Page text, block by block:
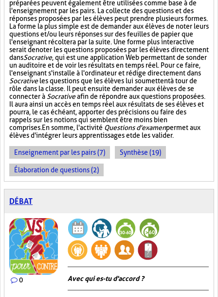
préparées peuvent également être utilisées comme base à de
l'enseignement par les pairs. La collecte des questions et des
réponses proposées par les élèves peut prendre plusieurs formes.
La forme la plus simple est de demander aux élèves de noter leurs
questions et/ou leurs réponses sur des feuilles de papier que
l'enseignant récoltera par la suite. Une forme plus interactive
serait de noter les questions proposées par les élèves directement
dansSocrative, qui est une application Web permettant de sonder
un auditoire et de voir les résultats en temps réel. Pour ce faire,
l'enseignant s'installe à l'ordinateur et rédige directement dans
Socrativeles questions que les élèves lui soumettent à tour de
rôle dans la classe. Il peut ensuite demander aux élèves de se
connecter à Socrativeafin de répondre aux questions proposées.
Il aura ainsi un accès en temps réel aux résultats de ses élèves et
pourra, le cas échéant, apporter des précisions ou faire des
rappels sur les notions qui semblent être moins bien
comprises. En somme, l'activité Questions d'examenpermet aux
élèves d'intégrer leurs apprentissages et de les valider.
Enseignement par les pairs (7) Synthèse (19)
Élaboration de questions (2)
DÉBAT
0 Avec qui es-tu d'accord ?